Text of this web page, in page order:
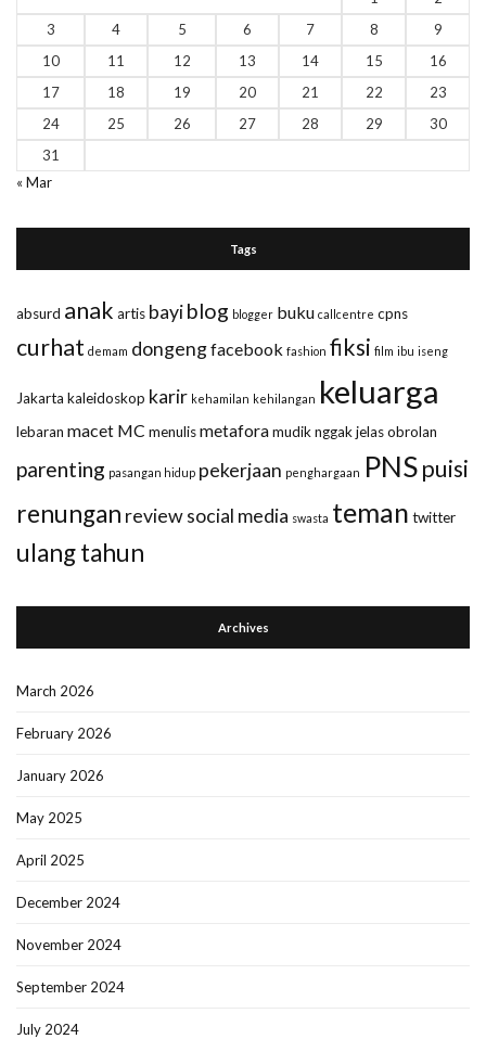
3
4 5 6 7 8
9
10
11 12 13 14 15
16
17
18 19 20 21 22
23
24
25 26 27 28 29
30
31
« Mar
Tags
absurd anak artis bayiblog blogger buku callcentre cpns
curhat demam dongengfacebook fashion fiksi film ibu iseng
Jakarta kaleidoskop karir kehamilan kehilangan keluarga
lebaran macet MC menulismetaforamudiknggak jelasobrolan
parenting pasangan hidup pekerjaan penghargaan PNSpuisi
renungan reviewsocial media swasta teman twitter
ulang tahun
Archives
March 2026
February 2026
January 2026
May 2025
April 2025
December 2024
November 2024
September 2024
July 2024